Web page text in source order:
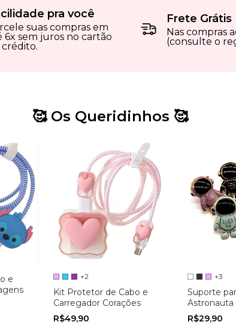
pra você
suas compras em
6x sem juros no cartão
Frete Grátis
Nas compras
(consulte o
🥰 Os Queridinhos 🥰
e
+2
Kit Protetor de Cabo e
Carregador Corações
R$49,90
+3
Suporte
Astronauta
Dobrável
R$29,90